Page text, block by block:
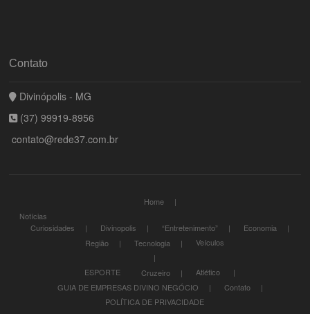
Contato
Divinópolis - MG
(37) 99919-8956
contato@rede37.com.br
Home
Notícias
Curiosidades
Divinopolis “Entretenimento”
Economia
Região
Tecnologia Veículos
ESPORTE Cruzeiro
Atlético
GUIA DE EMPRESAS DIVINO NEGÓCIO
Contato
POLÍTICA DE PRIVACIDADE